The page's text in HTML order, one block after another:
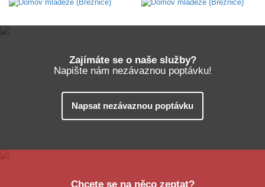
Zajímáte se o naše služby?
Napište nám nezávaznou poptávku!
Napsat nezávaznou poptávku
Chcete se na něco zeptat?